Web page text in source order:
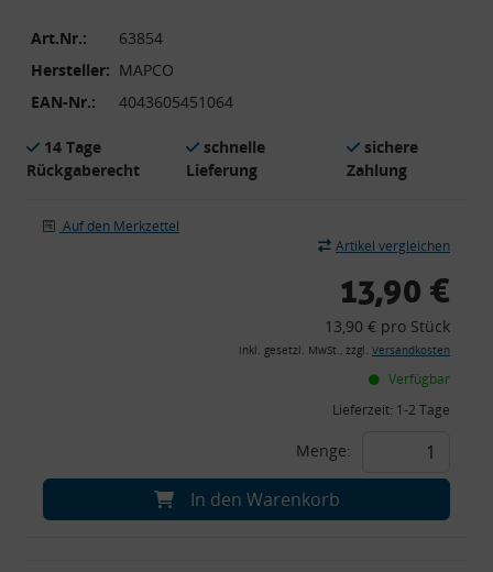
Art.Nr.:
63854
Hersteller: MAPCO
EAN-Nr.:
4043605451064
14 Tage
Rückgaberecht
schnelle
Lieferung
sichere
Zahlung
Auf den Merkzettel
Artikel vergleichen
13,90 €
13,90 € pro Stück
inkl. gesetzl. MwSt., zzgl. Versandkosten
Verfügbar
Lieferzeit: 1-2 Tage
Menge:
In den Warenkorb